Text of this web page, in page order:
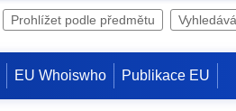
Prohlížet podle předmětu
EU Whoiswho Publikace EU